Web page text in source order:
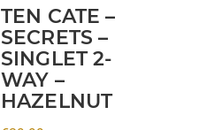
TEN CATE –
SECRETS –
SINGLET 2-
WAY –
HAZELNUT
kan
gekozen
worden
op
de